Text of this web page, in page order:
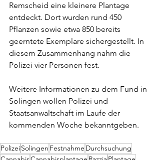
Remscheid eine kleinere Plantage
entdeckt. Dort wurden rund 450
Pflanzen sowie etwa 850 bereits
geerntete Exemplare sichergestellt. In
diesem Zusammenhang nahm die
Polizei vier Personen fest.
Weitere Informationen zu dem Fund in
Solingen wollen Polizei und
Staatsanwaltschaft im Laufe der
kommenden Woche bekanntgeben.
PolizeiSolingen Festnahme Durchsuchung